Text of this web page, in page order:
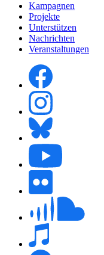
Kampagnen
Projekte
Unterstützen
Nachrichten
Veranstaltungen